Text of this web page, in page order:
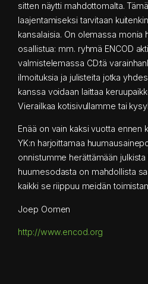
sitten näytti mahdottomalta.
laajentamiseksi tarvitaan
kansalaisia. On olemassa monia
osallistua: mm. ryhmä ENCOD
valmistelemassa CD:tä
ilmoituksia ja julisteita jotka
kanssa voidaan laittaa
Vierailkaa kotisivullamme tai
Enää on vain kaksi vuotta ennen
YK:n harjoittamaa
onnistumme herättämään
huumesodasta on mahdollista
kaikki se riippuu meidän
Joep Oomen
http://www.encod.org